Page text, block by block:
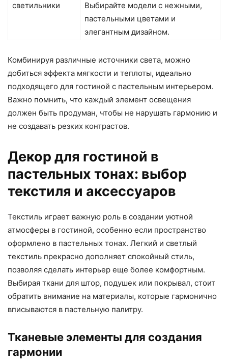
светильники
Выбирайте модели с нежными,
пастельными цветами и
элегантным дизайном.
Комбинируя различные источники света, можно
добиться эффекта мягкости и теплоты, идеально
подходящего для гостиной с пастельным интерьером.
Важно помнить, что каждый элемент освещения
должен быть продуман, чтобы не нарушать гармонию и
не создавать резких контрастов.
Декор для гостиной в
пастельных тонах: выбор
текстиля и аксессуаров
Текстиль играет важную роль в создании уютной
атмосферы в гостиной, особенно если пространство
оформлено в пастельных тонах. Легкий и светлый
текстиль прекрасно дополняет спокойный стиль,
позволяя сделать интерьер еще более комфортным.
Выбирая ткани для штор, подушек или покрывал, стоит
обратить внимание на материалы, которые гармонично
вписываются в пастельную палитру.
Тканевые элементы для создания
гармонии